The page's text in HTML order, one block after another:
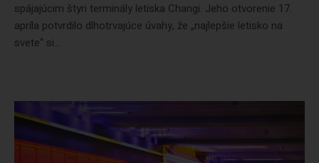
spájajúcim štyri terminály letiska Changi. Jeho otvorenie 17.
apríla potvrdilo dlhotrvajúce úvahy, že „najlepšie letisko na
svete“ si...